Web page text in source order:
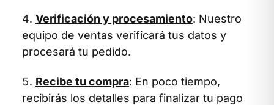
Verificación y procesamiento: Nuestro
equipo de ventas verificará tus datos y
procesará tu pedido.
Recibe tu compra: En poco tiempo,
recibirás los detalles para finalizar tu pago